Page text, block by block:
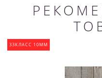
33КЛАСС 10ММ